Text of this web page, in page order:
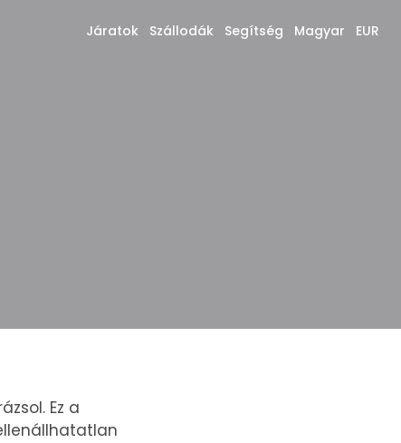
Járatok Szállodák Segítség Magyar EUR
Ez a